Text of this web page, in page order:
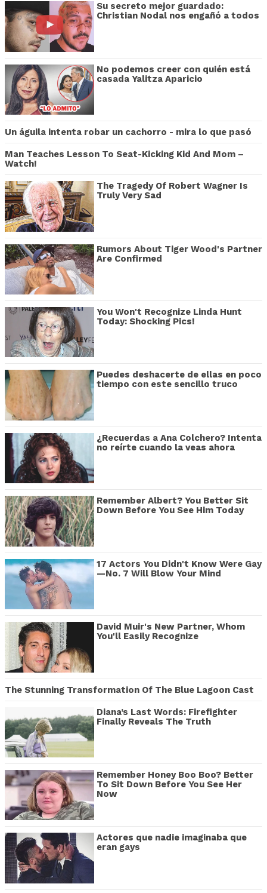
Su secreto mejor guardado:
Christian Nodal nos engañó a todos
No podemos creer con quién está
casada Yalitza Aparicio
Un águila intenta robar un cachorro - mira lo que pasó
Man Teaches Lesson To Seat-Kicking Kid And Mom –
Watch!
The Tragedy Of Robert Wagner Is
Truly Very Sad
Rumors About Tiger Wood's Partner
Are Confirmed
You Won't Recognize Linda Hunt
Today: Shocking Pics!
Puedes deshacerte de ellas en poco
tiempo con este sencillo truco
¿Recuerdas a Ana Colchero? Intenta
no reírte cuando la veas ahora
Remember Albert? You Better Sit
Down Before You See Him Today
17 Actors You Didn't Know Were Gay
—No. 7 Will Blow Your Mind
David Muir's New Partner, Whom
You'll Easily Recognize
The Stunning Transformation Of The Blue Lagoon Cast
Diana’s Last Words: Firefighter
Finally Reveals The Truth
Remember Honey Boo Boo? Better
To Sit Down Before You See Her
Now
Actores que nadie imaginaba que
eran gays